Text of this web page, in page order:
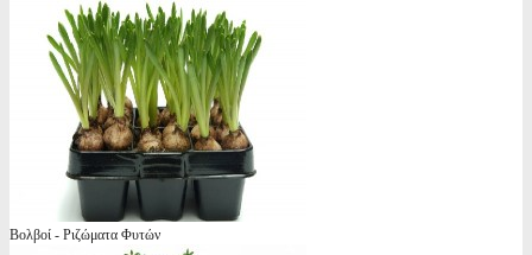
Βολβοί - Ριζώματα Φυτών